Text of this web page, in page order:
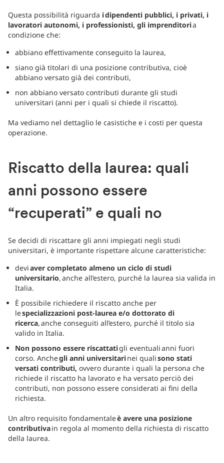
Questa possibilità riguarda i dipendenti pubblici, i privati, i
lavoratori autonomi, i professionisti, gli imprenditoria
condizione che:
abbiano effettivamente conseguito la laurea,
siano già titolari di una posizione contributiva, cioè
abbiano versato già dei contributi,
non abbiano versato contributi durante gli studi
universitari (anni per i quali si chiede il riscatto).
Ma vediamo nel dettaglio le casistiche e i costi per questa
operazione.
Riscatto della laurea: quali
anni possono essere
“recuperati” e quali no
Se decidi di riscattare gli anni impiegati negli studi
universitari, è importante rispettare alcune caratteristiche:
deviaver completato almeno un ciclo di studi
universitario, anche all’estero, purché la laurea sia valida in
Italia.
È possibile richiedere il riscatto anche per
lespecializzazioni post-laurea e/o dottorato di
ricerca, anche conseguiti all’estero, purché il titolo sia
valido in Italia.
Non possono essere riscattatigli eventuali anni fuori
corso. Anchegli anni universitarinei qualisono stati
versati contributi, ovvero durante i quali la persona che
richiede il riscatto ha lavorato e ha versato perciò dei
contributi, non possono essere considerati ai fini della
richiesta.
Un altro requisito fondamentaleè avere una posizione
contributivain regola al momento della richiesta di riscatto
della laurea.